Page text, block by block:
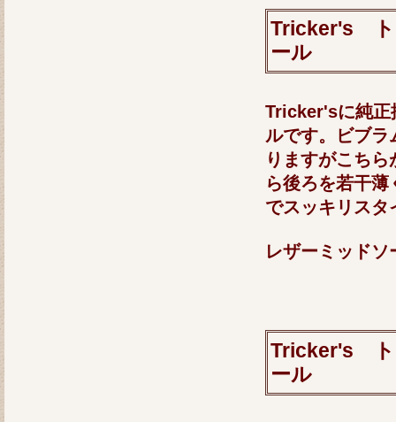
Tricker's ト
ール
Tricker'sに純正
ルです。ビブラ
りますがこち
ら後ろを若干
でスッキリスタ
レザーミッド
Tricker's ト
ール